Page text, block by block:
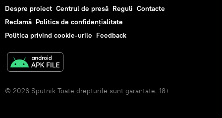
Despre proiect Centrul de presă Reguli Contacte
Reclamă Politica de confidențialitate
Politica privind cookie-urile Feedback
© 2026 Sputnik Toate drepturile sunt garantate. 18+